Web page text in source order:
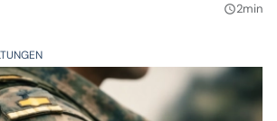
query_builder2min